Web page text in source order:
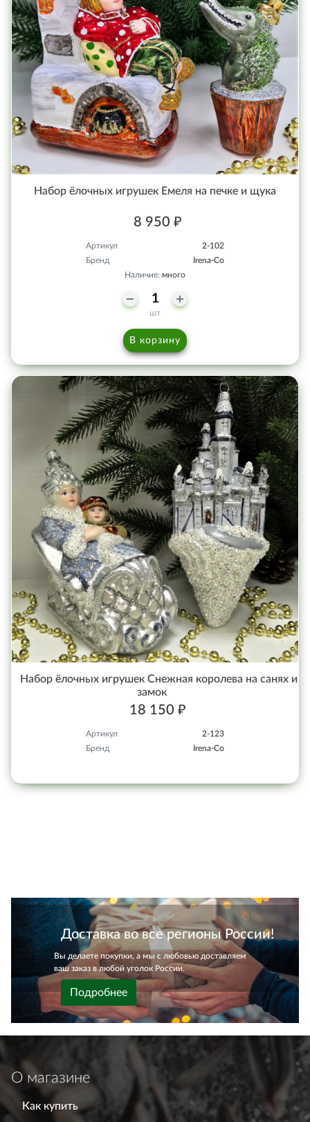
Набор ёлочных игрушек Емеля на печке и щука
8 950 ₽
Артикул
2-102
Бренд
Irena-Co
Наличие: много
шт
В корзину
Набор ёлочных игрушек Снежная королева на санях и
замок
18 150 ₽
Артикул
2-123
Бренд
Irena-Co
Доставка во все регионы России!
Вы делаете покупки, а мы с любовью доставляем
ваш заказ в любой уголок России.
Подробнее
О магазине
Как купить